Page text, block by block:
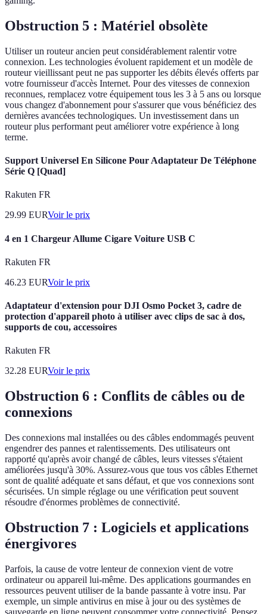
Obstruction 5 : Matériel obsolète
Utiliser un routeur ancien peut considérablement ralentir votre
connexion. Les technologies évoluent rapidement et un modèle de
routeur vieillissant peut ne pas supporter les débits élevés offerts par
votre fournisseur d'accès Internet. Pour des vitesses de connexion
reconnues, remplacez votre équipement tous les 3 à 5 ans ou lorsque
vous changez d'abonnement pour s'assurer que vous bénéficiez des
dernières avancées technologiques. Un investissement dans un
routeur plus performant peut améliorer votre expérience à long
terme.
Support Universel En Silicone Pour Adaptateur De Téléphone
Série Q [Quad]
Rakuten FR
29.99 EURVoir le prix
4 en 1 Chargeur Allume Cigare Voiture USB C
Rakuten FR
46.23 EURVoir le prix
Adaptateur d'extension pour DJI Osmo Pocket 3, cadre de
protection d'appareil photo à utiliser avec clips de sac à dos,
supports de cou, accessoires
Rakuten FR
32.28 EURVoir le prix
Obstruction 6 : Conflits de câbles ou de
connexions
Des connexions mal installées ou des câbles endommagés peuvent
engendrer des pannes et ralentissements. Des utilisateurs ont
rapporté qu'après avoir changé de câbles, leurs vitesses s'étaient
améliorées jusqu'à 30%. Assurez-vous que tous vos câbles Ethernet
sont de qualité adéquate et sans défaut, et que vos connexions sont
sécurisées. Un simple réglage ou une vérification peut souvent
résoudre d'énormes problèmes de connectivité.
Obstruction 7 : Logiciels et applications
énergivores
Parfois, la cause de votre lenteur de connexion vient de votre
ordinateur ou appareil lui-même. Des applications gourmandes en
ressources peuvent utiliser de la bande passante à votre insu. Par
exemple, un simple antivirus en mise à jour ou des systèmes de
sauvegarde en ligne peuvent consommer votre connectivité. Pensez